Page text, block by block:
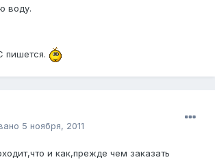
воду.
пишется.
5 ноября, 2011
и как,прежде чем заказать